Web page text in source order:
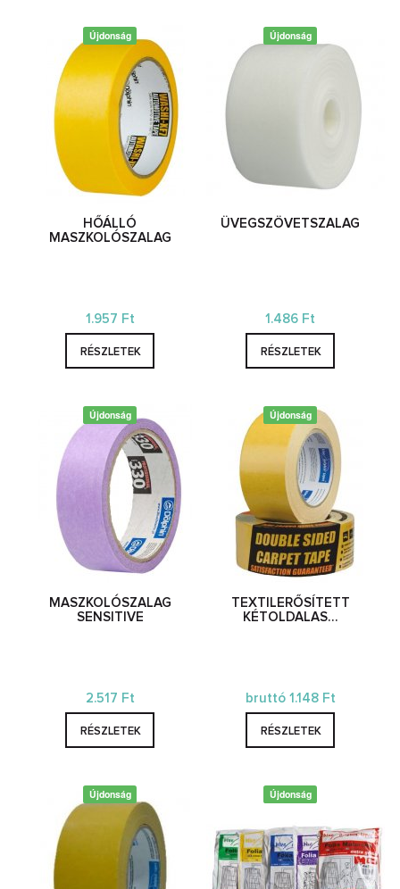
Újdonság
HŐÁLLÓ
MASZKOLÓSZALAG
1.957 Ft
RÉSZLETEK
Újdonság
ÜVEGSZÖVETSZALAG
1.486 Ft
RÉSZLETEK
Újdonság
MASZKOLÓSZALAG
SENSITIVE
2.517 Ft
RÉSZLETEK
Újdonság
TEXTILERŐSÍTETT
KÉTOLDALAS…
bruttó 1.148 Ft
RÉSZLETEK
Újdonság Újdonság